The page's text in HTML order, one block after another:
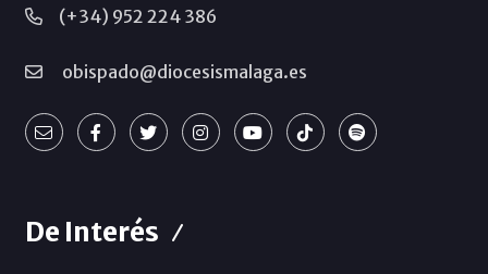
(+34) 952 224 386
obispado@diocesismalaga.es
De Interés